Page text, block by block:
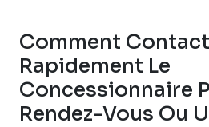
Comment
Rapidement Le
Concessionnaire
Rendez-Vous Ou